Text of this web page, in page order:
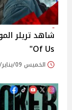
Of Us"
الخميس 09/يناير/2025 - 08:15 ص